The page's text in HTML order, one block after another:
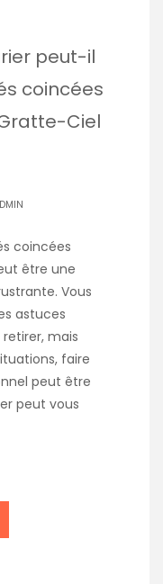
peut-il
coincées
Ciel
coincées
être une
Vous
astuces
mais
faire
peut être
peut vous